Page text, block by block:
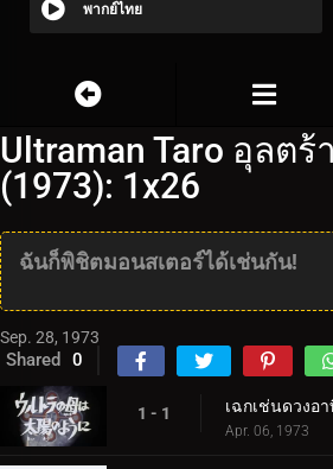
พากย์ไทย
Ultraman Taro อุลต
(1973): 1x26
ฉันก็พิชิตมอนสเตอร์ได้เช่นกัน!
Sep. 28, 1973
Shared 0
1 - 1
Apr. 06, 1973